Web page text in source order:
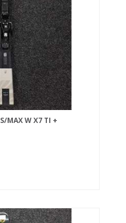
MAX W X7 TI +